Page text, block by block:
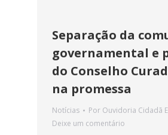
Separação da
governamental e
do Conselho
na promessa
Notícias Por Ouvidoria Cidadã
Deixe um comentário